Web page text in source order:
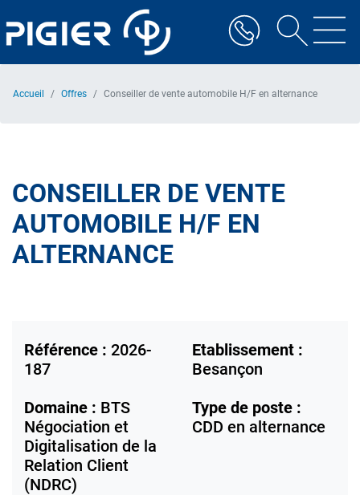
au
contenu
Accueil Offres Conseiller de vente automobile H/F en alternance
CONSEILLER DE VENTE
AUTOMOBILE H/F EN
ALTERNANCE
Référence : 2026-
187
Etablissement :
Besançon
Domaine : BTS
Négociation et
Digitalisation de la
Relation Client
(NDRC)
Type de poste :
CDD en alternance